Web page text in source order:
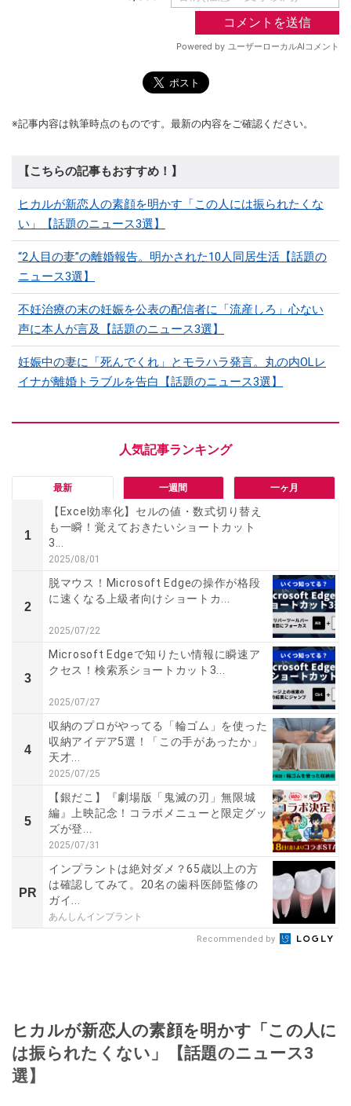
※記事内容は執筆時点のものです。最新の内容をご確認ください。
【こちらの記事もおすすめ！】
ヒカルが新恋人の素顔を明かす「この人には振られたくな
い」【話題のニュース3選】
“2人目の妻”の離婚報告。明かされた10人同居生活【話題の
ニュース3選】
不妊治療の末の妊娠を公表の配信者に「流産しろ」心ない
声に本人が言及【話題のニュース3選】
妊娠中の妻に「死んでくれ」とモラハラ発言。丸の内OLレ
イナが離婚トラブルを告白【話題のニュース3選】
最新 一週間 一ヶ月
1
【Excel効率化】セルの値・数式切り替え
も一瞬！覚えておきたいショートカット
3...
2025/08/01
2
脱マウス！Microsoft Edgeの操作が格段
に速くなる上級者向けショートカ...
2025/07/22
3
Microsoft Edgeで知りたい情報に瞬速ア
クセス！検索系ショートカット3...
2025/07/27
4
収納のプロがやってる「輪ゴム」を使った
収納アイデア5選！「この手があったか」
天才...
2025/07/25
5
【銀だこ】『劇場版「鬼滅の刃」無限城
編』上映記念！コラボメニューと限定グッ
ズが登...
2025/07/31
PR
インプラントは絶対ダメ？65歳以上の方
は確認してみて。20名の歯科医師監修の
ガイ...
あんしんインプラント
Recommended by
ヒカルが新恋人の素顔を明かす「この人に
は振られたくない」【話題のニュース3
選】